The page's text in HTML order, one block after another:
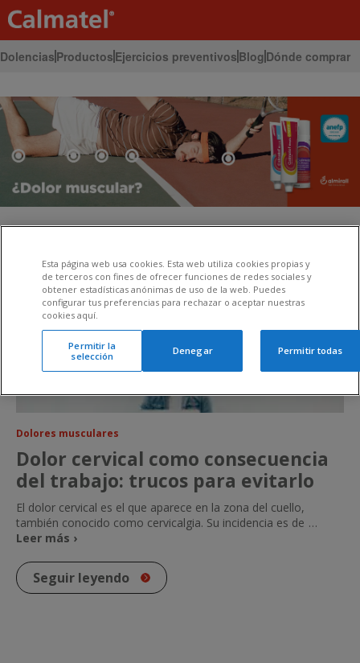
Dolencias Productos Ejercicios preventivos Blog Dónde comprar
Inicio Blog
Dolores musculares
Dolor cervical como consecuencia
del trabajo: trucos para evitarlo
El dolor cervical es el que aparece en la zona del cuello,
también conocido como cervicalgia. Su incidencia es de …
Leer más ›
Seguir leyendo
Esta página web usa cookies. Esta web utiliza cookies propias y
de terceros con fines de ofrecer funciones de redes sociales y
obtener estadísticas anónimas de uso de la web. Puedes
configurar tus preferencias para rechazar o aceptar nuestras
cookies aquí.
Permitir la
selección
Denegar Permitir todas